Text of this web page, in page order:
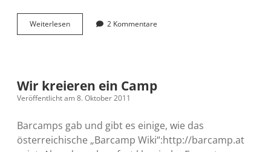
WeiterlesenDas
hätte
wollen
2 Kommentare
Wir kreieren ein Camp
Veröffentlicht am 8. Oktober 2011
Barcamps gab und gibt es einige, wie das
österreichische „Barcamp Wiki“:http://barcamp.at